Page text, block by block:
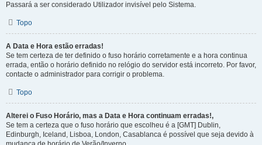
Passará a ser considerado Utilizador invisível pelo Sistema.
Topo
A Data e Hora estão erradas!
Se tem certeza de ter definido o fuso horário corretamente e a hora continua
errada, então o horário definido no relógio do servidor está incorreto. Por favor,
contacte o administrador para corrigir o problema.
Topo
Alterei o Fuso Horário, mas a Data e Hora continuam erradas!,
Se tem a certeza que o fuso horário que escolheu é a [GMT] Dublin,
Edinburgh, Iceland, Lisboa, London, Casablanca é possível que seja devido à